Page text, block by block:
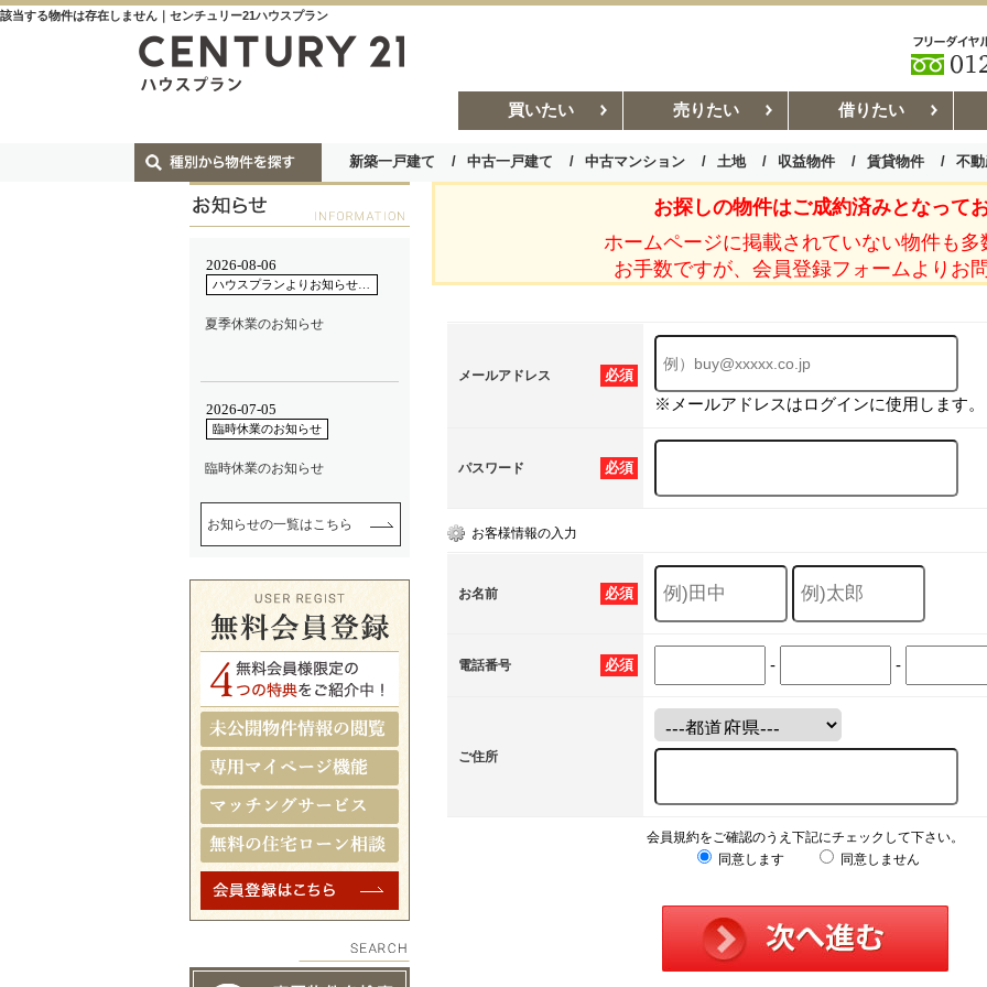
該当する物件は存在しません｜センチュリー21ハウスプラン
買いたい 売りたい 借りたい
新築一戸建て 中古一戸建て 中古マンション 土地 収益物件 賃貸物件 不
お部屋探しコラム 賃貸管理コ
お探しの物件はご成約済みとなってお
ホームページに掲載されていない物件も多
お手数ですが、会員登録フォームよりお
必須
メールアドレス
※メールアドレスはログインに使用します。
必須
パスワード
お客様情報の入力
必須
お名前
必須
電話番号 - -
ご住所
会員規約をご確認のうえ下記にチェックして下さい。
同意します
同意しません
お知らせの一覧はこちら